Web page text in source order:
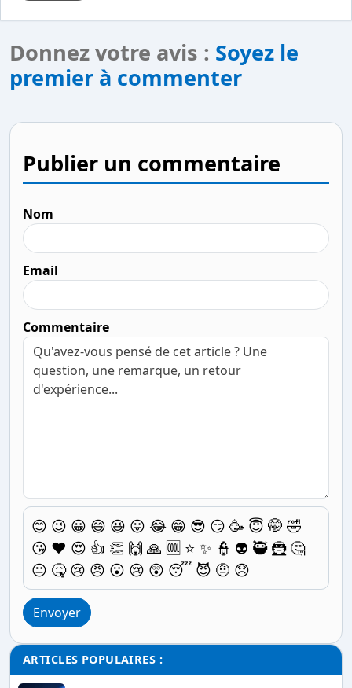
Donnez votre avis : Soyez le
premier à commenter
Publier un commentaire
Nom
Email
Commentaire
😊 😉 😀 😄 😆 😛 😂 😁 😎 😏 🥳 😇 🤭 🤣
😘 ❤️ 😍 👍 👏 🙌 🙏 🆒 ⭐ ✨ 👮 👽 🥷 🦹 🤔
😐 🤒 😢 😠 😮 😢 😲 😴 😈 🤨 😞
Envoyer
ARTICLES POPULAIRES :